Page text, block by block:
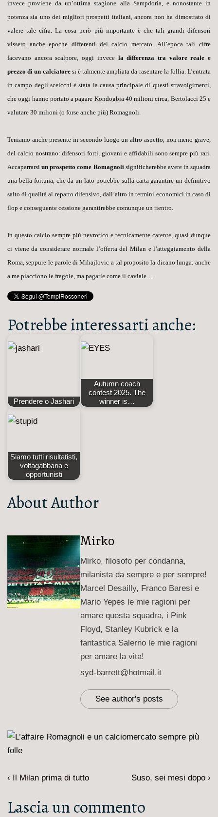
invece proviene da un’ottima stagione alla Sampdoria, e nonostante in
potenza sia uno dei migliori prospetti italiani, ancora non ha dimostrato di
valere tale cifra. La cosa però più importante è che tali grandi difensori
vissero anche epoche differenti del calcio mercato. All’epoca tali cifre
facevano ancora scalpore, oggi invece la differenza tra valore reale e
prezzo di un calciatoresi è talmente ampliata da rasentare la follia. L’entrata
in campo degli sceicchi è stata la causa principale di questi stravolgimenti,
che oggi hanno portato a pagare Kondogbia 40 milioni circa, Bertolacci 25 e
valutare 30 milioni (o forse anche più) Romagnoli.
Teniamo anche presente in secondo luogo un altro aspetto, non meno grave,
del calcio nostrano: difensori forti, giovani e affidabili sono sempre più rari.
Accaparrarsiun prospetto come Romagnolisignificherebbe avere in squadra
una bella fortuna, che da un lato potrebbe sulla carta garantire un definitivo
salto di qualità al reparto difensivo, dall’altro in termini economici in caso di
flop e conseguente cessione garantirebbe comunque un rientro.
In questo calcio sempre più nevrotico e tecnicamente carente, quasi dunque
ci viene da considerare normale l’offerta del Milan e l’atteggiamento della
Roma, seppure le parole di Mihajlovic a tal proposito la dicano lunga: anche
a me piacciono le fragole, ma pagarle come il caviale…
Potrebbe interessarti anche:
Prendere o Jashari
Autumn coach
contest 2025. The
winner is…
Siamo tutti risultatisti,
voltagabbana e
opportunisti
About Author
Mirko
Mirko, filosofo per condanna,
milanista da sempre e per sempre!
Marcel Desailly, Franco Baresi e
Mario Yepes le mie ragioni per
amare questa squadra, i Pink
Floyd, Stanley Kubrick e la
fantastica Salerno le mie ragioni
per amare la vita!
syd-barrett@hotmail.it
See author's posts
Navigazione
L'articolo
è
‹ Il Milan prima di tutto
Il
articolo
Suso, sei mesi dopo ›
Lascia un commento